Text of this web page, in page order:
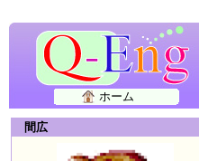
ホーム
間広